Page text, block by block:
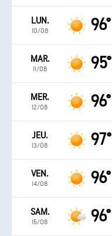
LUN.
10/08 96°
MAR.
11/08 95°
MER.
12/08 96°
JEU.
13/08 97°
VEN.
14/08 96°
SAM.
15/08 96°